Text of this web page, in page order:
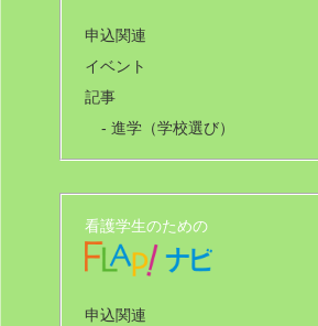
申込関連
イベント
記事
- 進学（学校選び）
看護学生のための
申込関連